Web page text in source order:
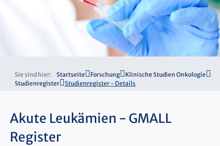
Sie sind hier: Startseite Forschung
Klinische Studien Onkologie
Studienregister
Studienregister - Details
Akute Leukämien - GMALL
Register